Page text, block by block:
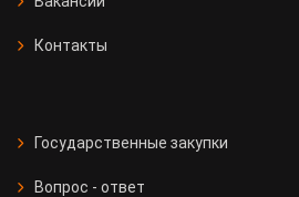
Контакты
Государственные закупки
Вопрос - ответ